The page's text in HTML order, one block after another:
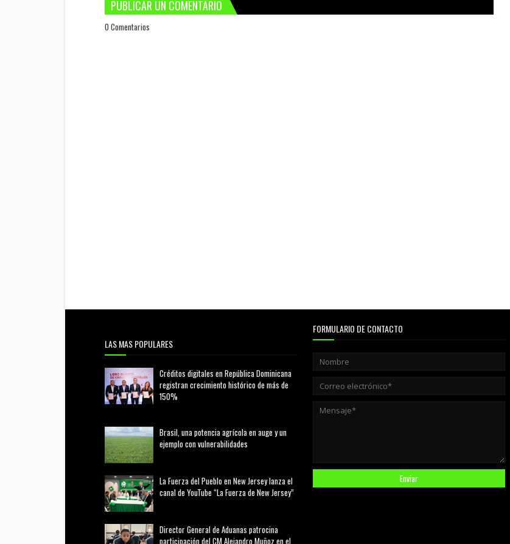
PUBLICAR UN COMENTARIO
0 Comentarios
LAS MAS POPULARES
Créditos digitales en República Dominicana
registran crecimiento histórico de más de
150%
Brasil, una potencia agrícola en auge y un
ejemplo con vulnerabilidades
La Fuerza del Pueblo en New Jersey lanza el
canal de YouTube “La Fuerza de New Jersey”
Director General de Aduanas patrocina
participación del CM Alejandro Muñoz en el
FORMULARIO DE CONTACTO